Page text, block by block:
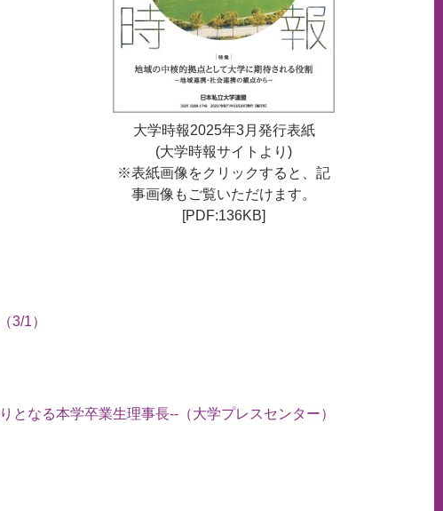
大学時報2025年3月発行表紙
(大学時報サイトより)
※表紙画像をクリックすると、記
事画像もご覧いただけます。
[PDF:136KB]
3/1）
なる本学卒業生理事長--（大学プレスセンター）